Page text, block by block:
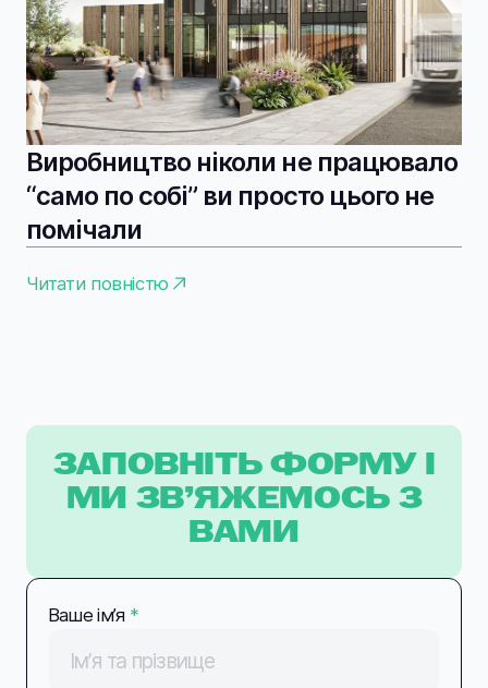
Виробництво ніколи не працювало
“само по собі” ви просто цього не
помічали
Читати повністю
ЗАПОВНІТЬ ФОРМУ І
МИ ЗВ’ЯЖЕМОСЬ З
ВАМИ
Ваше імʼя *